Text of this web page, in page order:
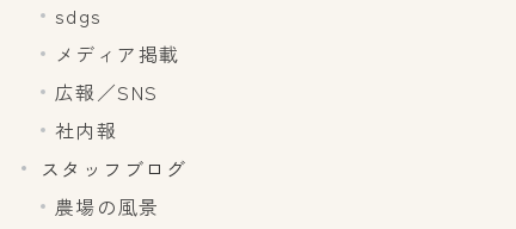
sdgs
メディア掲載
広報／SNS
社内報
スタッフブログ
農場の風景